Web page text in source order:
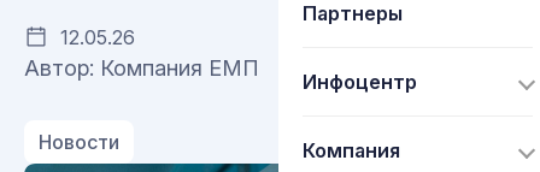
Партнеры
Инфоцентр
Компания
12.05.26
Автор: Компания ЕМП
Новости